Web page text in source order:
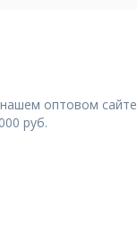
оптовом сайте
руб.